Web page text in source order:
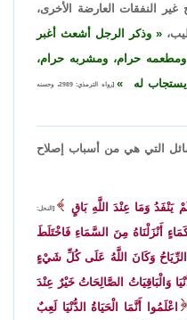
النفقات العارضة الأخرى،
وذكر الرجل أشعث أغبر
حرام، ومشربه حرام،
له
[رواه الترمذي: 2989، وحسنه
التي هي من أسباب إصلاح
يَنْفَدُ وَمَا عِنْدَ اللَّهِ بَاقٍ [النحل:
أَنْزَلْنَاهُ مِنَ السَّمَاءِ فَاخْتَلَطَ
وَكَانَ اللَّهُ عَلَى كُلِّ شَيْءٍ
وَالْبَاقِيَاتُ الصَّالِحَاتُ خَيْرٌ عِنْدَ
اعْلَمُوا أَنَّمَا الْحَيَاةُ الدُّنْيَا لَعِبٌ